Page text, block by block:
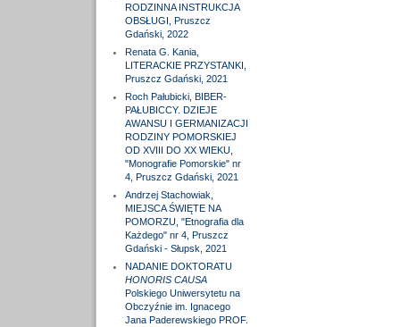
RODZINNA INSTRUKCJA
OBSŁUGI, Pruszcz
Gdański, 2022
Renata G. Kania,
LITERACKIE PRZYSTANKI,
Pruszcz Gdański, 2021
Roch Pałubicki, BIBER-
PAŁUBICCY. DZIEJE
AWANSU I GERMANIZACJI
RODZINY POMORSKIEJ
OD XVIII DO XX WIEKU,
"Monografie Pomorskie" nr
4, Pruszcz Gdański, 2021
Andrzej Stachowiak,
MIEJSCA ŚWIĘTE NA
POMORZU, "Etnografia dla
Każdego" nr 4, Pruszcz
Gdański - Słupsk, 2021
NADANIE DOKTORATU
HONORIS CAUSA
Polskiego Uniwersytetu na
Obczyźnie im. Ignacego
Jana Paderewskiego PROF.